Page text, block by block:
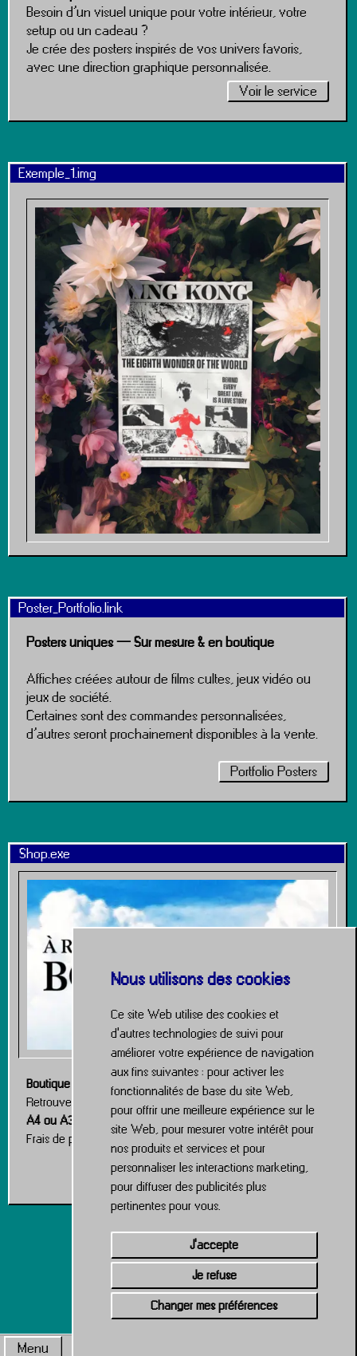
Nous utilisons des cookies
Ce site Web utilise des cookies et
d'autres technologies de suivi pour
améliorer votre expérience de navigation
aux fins suivantes : pour activer les
fonctionnalités de base du site Web,
pour offrir une meilleure expérience sur le
site Web,pour mesurer votre intérêt pour
nos produits et services et pour
personnaliser les interactions marketing,
pour diffuser des publicités plus
pertinentes pour vous.
J'accepte
Je refuse
Changer mes préférences
Besoin d’un visuel unique pour votre intérieur, votre
setup ou un cadeau ?
Je crée des posters inspirés de vos univers favoris,
avec une direction graphique personnalisée.
Voir le service
Exemple_1.img
Poster_Portfolio.link
Posters uniques — Sur mesure & en boutique
Affiches créées autour de films cultes, jeux vidéo ou
jeux de société.
Certaines sont des commandes personnalisées,
d’autres seront prochainement disponibles à la vente.
Portfolio Posters
Shop.exe
Boutique de posters
Retrouvez ce poster dans la boutique, disponible en version
A4 ou A3
Frais de port à 1€ sur l’ensemble de la boutique.
Boutique
Menu